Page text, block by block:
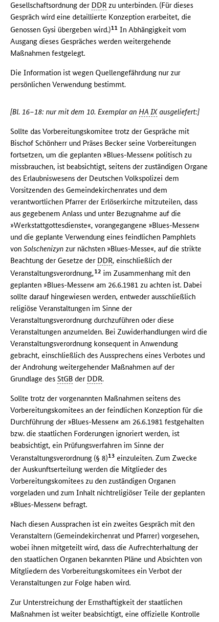
Gesellschaftsordnung der DDR zu unterbinden. (Für dieses
Gespräch wird eine detaillierte Konzeption erarbeitet, die
Genossen Gysi übergeben wird.)11 In Abhängigkeit vom
Ausgang dieses Gespräches werden weitergehende
Maßnahmen festgelegt.
Die Information ist wegen Quellengefährdung nur zur
persönlichen Verwendung bestimmt.
[Bl. 16–18: nur mit dem 10. Exemplar an HA IX ausgeliefert:]
Sollte das Vorbereitungskomitee trotz der Gespräche mit
Bischof Schönherr und Präses Becker seine Vorbereitungen
fortsetzen, um die geplanten »Blues-Messen« politisch zu
missbrauchen, ist beabsichtigt, seitens der zuständigen Organe
des Erlaubniswesens der Deutschen Volkspolizei dem
Vorsitzenden des Gemeindekirchenrates und dem
verantwortlichen Pfarrer der Erlöserkirche mitzuteilen, dass
aus gegebenem Anlass und unter Bezugnahme auf die
»Werkstattgottesdienste«, vorangegangene »Blues-Messen«
und die geplante Verwendung eines feindlichen Pamphlets
vonSolschenizyn zur nächsten »Blues-Messe«, auf die strikte
Beachtung der Gesetze der DDR, einschließlich der
Veranstaltungsverordnung,12 im Zusammenhang mit den
geplanten »Blues-Messen« am 26.6.1981 zu achten ist. Dabei
sollte darauf hingewiesen werden, entweder ausschließlich
religiöse Veranstaltungen im Sinne der
Veranstaltungsverordnung durchzuführen oder diese
Veranstaltungen anzumelden. Bei Zuwiderhandlungen wird die
Veranstaltungsverordnung konsequent in Anwendung
gebracht, einschließlich des Aussprechens eines Verbotes und
der Androhung weitergehender Maßnahmen auf der
Grundlage desStGB der DDR.
Sollte trotz der vorgenannten Maßnahmen seitens des
Vorbereitungskomitees an der feindlichen Konzeption für die
Durchführung der »Blues-Messen« am 26.6.1981 festgehalten
bzw. die staatlichen Forderungen ignoriert werden, ist
beabsichtigt, ein Prüfungsverfahren im Sinne der
Veranstaltungsverordnung (§ 8)13 einzuleiten. Zum Zwecke
der Auskunftserteilung werden die Mitglieder des
Vorbereitungskomitees zu den zuständigen Organen
vorgeladen und zum Inhalt nichtreligiöser Teile der geplanten
»Blues-Messen« befragt.
Nach diesen Aussprachen ist ein zweites Gespräch mit den
Veranstaltern (Gemeindekirchenrat und Pfarrer) vorgesehen,
wobei ihnen mitgeteilt wird, dass die Aufrechterhaltung der
den staatlichen Organen bekannten Pläne und Absichten von
Mitgliedern des Vorbereitungskomitees ein Verbot der
Veranstaltungen zur Folge haben wird.
Zur Unterstreichung der Ernsthaftigkeit der staatlichen
Maßnahmen ist weiter beabsichtigt, eine offizielle Kontrolle